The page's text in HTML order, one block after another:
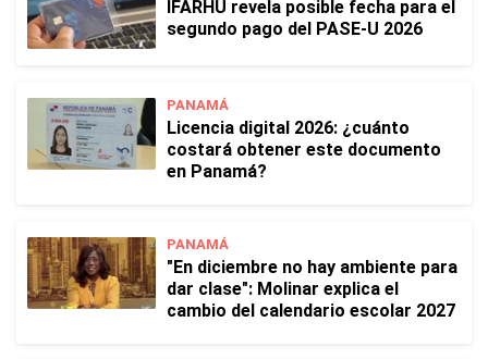
IFARHU revela posible fecha para el
segundo pago del PASE-U 2026
PANAMÁ
Licencia digital 2026: ¿cuánto
costará obtener este documento
en Panamá?
PANAMÁ
"En diciembre no hay ambiente para
dar clase": Molinar explica el
cambio del calendario escolar 2027